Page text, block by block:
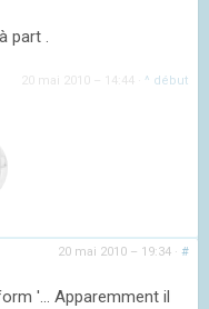
part .
20 mai 2010 – 14:44 ^ début
20 mai 2010 – 19:34 · #
'... Apparemment il